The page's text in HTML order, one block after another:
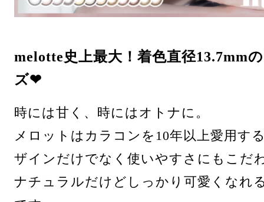
melotte史上最大！着色直径13.7mm
ズ❤
時には甘く、時にはオトナに。
メロットはカラコンを10年以上愛用す
ザインだけでなく使いやすさにもこだ
ナチュラルだけどしっかり可愛くなれ